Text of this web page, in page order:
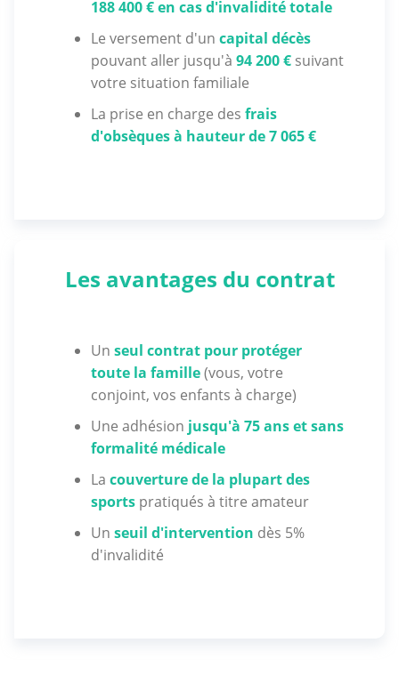
188 400 € en cas d'invalidité totale
Le versement d'un capital décès
pouvant aller jusqu'à 94 200 € suivant
votre situation familiale
La prise en charge des frais
d'obsèques à hauteur de 7 065 €
Les avantages du contrat
Un seul contrat pour protéger
toute la famille (vous, votre
conjoint, vos enfants à charge)
Une adhésion jusqu'à 75 ans et sans
formalité médicale
La couverture de la plupart des
sports pratiqués à titre amateur
Un seuil d'intervention dès 5%
d'invalidité